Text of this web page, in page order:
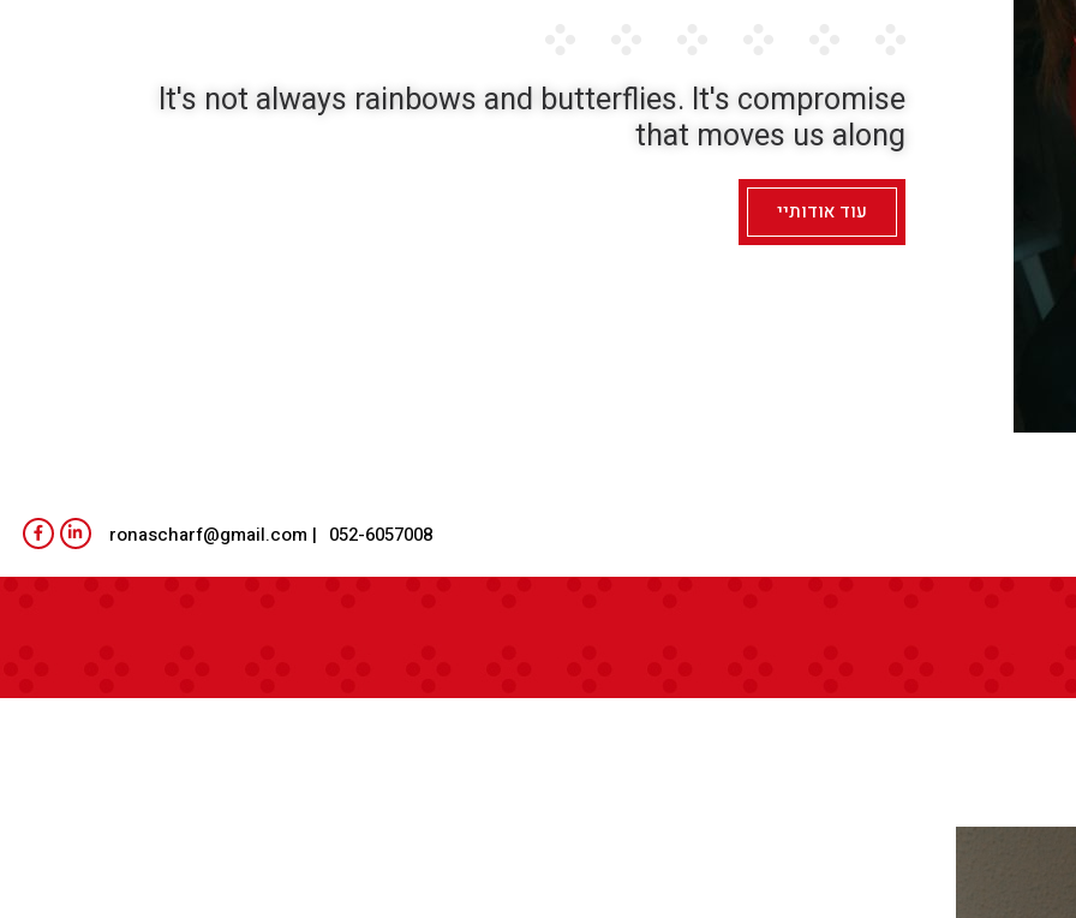
It's not always rainbows and butterflies. It's compromise
that moves us along
עוד אודותיי
052-6057008
| ronascharf@gmail.com